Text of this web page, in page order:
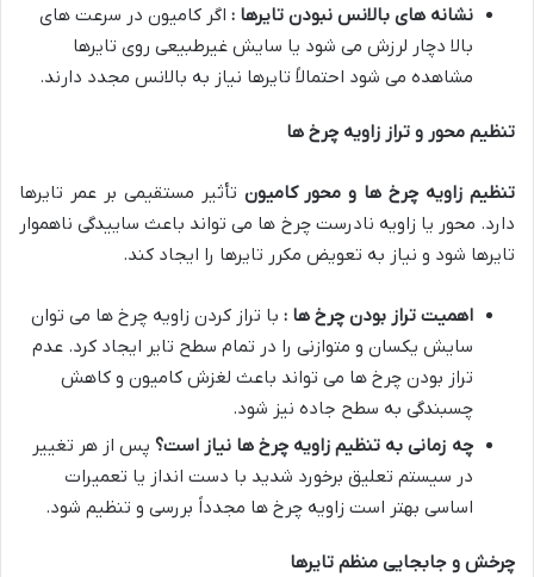
نشانه های بالانس نبودن تایرها : اگر کامیون در سرعت های
بالا دچار لرزش می شود یا سایش غیرطبیعی روی تایرها
مشاهده می شود احتمالاً تایرها نیاز به بالانس مجدد دارند.
تنظیم محور و تراز زاویه چرخ ها
تنظیم زاویه چرخ ها و محور کامیون تأثیر مستقیمی بر عمر تایرها
دارد. محور یا زاویه نادرست چرخ ها می تواند باعث ساییدگی ناهموار
تایرها شود و نیاز به تعویض مکرر تایرها را ایجاد کند.
اهمیت تراز بودن چرخ ها : با تراز کردن زاویه چرخ ها می توان
سایش یکسان و متوازنی را در تمام سطح تایر ایجاد کرد. عدم
تراز بودن چرخ ها می تواند باعث لغزش کامیون و کاهش
چسبندگی به سطح جاده نیز شود.
چه زمانی به تنظیم زاویه چرخ ها نیاز است؟ پس از هر تغییر
در سیستم تعلیق برخورد شدید با دست انداز یا تعمیرات
اساسی بهتر است زاویه چرخ ها مجدداً بررسی و تنظیم شود.
چرخش و جابجایی منظم تایرها